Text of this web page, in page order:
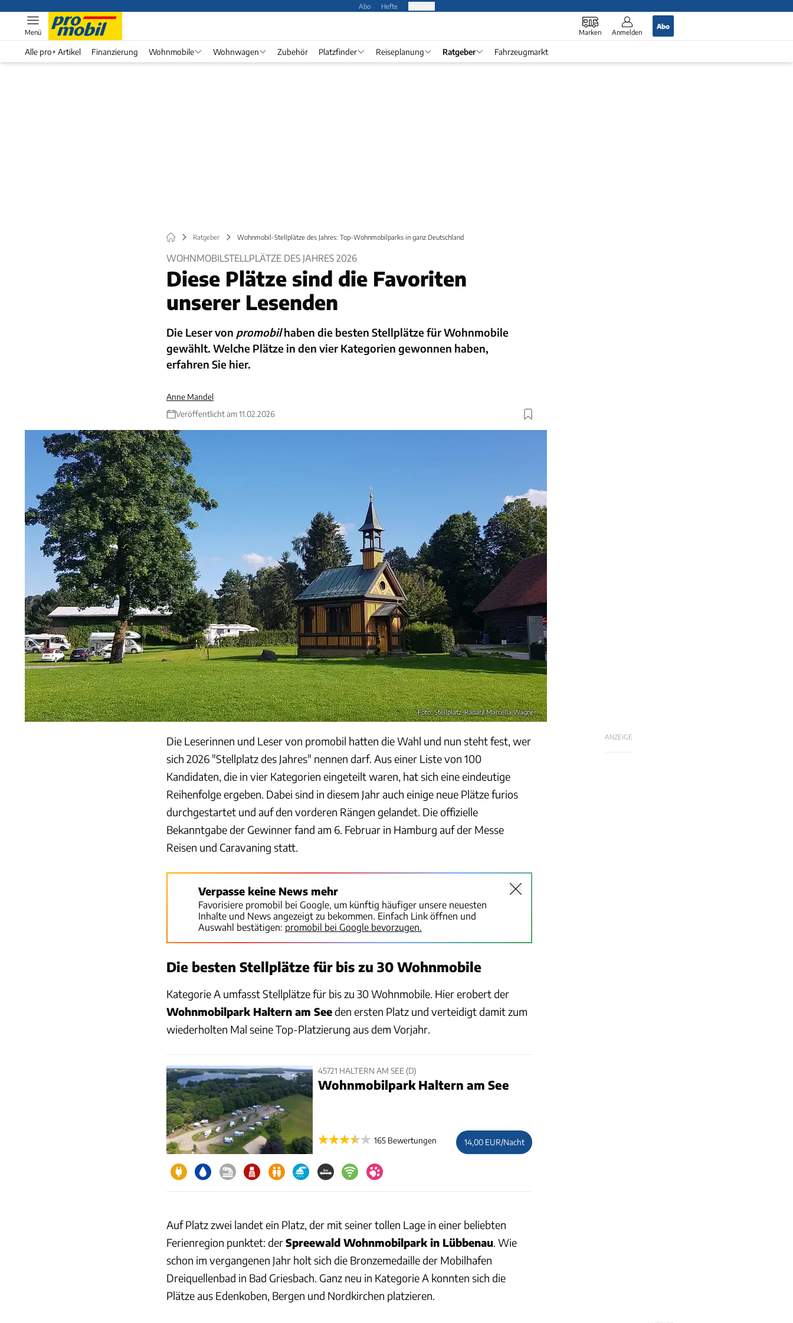
Abo Hefte
Marken Anmelden
Abo
Menü
Alle pro+ Artikel Finanzierung Wohnmobile Wohnwagen Zubehör Platzfinder Reiseplanung Ratgeber Fahrzeugmarkt
Ratgeber Wohnmobil-Stellplätze des Jahres: Top-Wohnmobilparks in ganz Deutschland
WOHNMOBILSTELLPLÄTZE DES JAHRES 2026
Diese Plätze sind die Favoriten
unserer Lesenden
Die Leser von promobilhaben die besten Stellplätze für Wohnmobile
gewählt. Welche Plätze in den vier Kategorien gewonnen haben,
erfahren Sie hier.
Anne Mandel
Veröffentlicht am 11.02.2026
Foto: Stellplatz-Radar// Marcella Wagner
ANZEIGE
Die Leserinnen und Leser von promobil hatten die Wahl und nun steht fest, wer
sich 2026 "Stellplatz des Jahres" nennen darf. Aus einer Liste von 100
Kandidaten, die in vier Kategorien eingeteilt waren, hat sich eine eindeutige
Reihenfolge ergeben. Dabei sind in diesem Jahr auch einige neue Plätze furios
durchgestartet und auf den vorderen Rängen gelandet. Die offizielle
Bekanntgabe der Gewinner fand am 6. Februar in Hamburg auf der Messe
Reisen und Caravaning statt.
Verpasse keine News mehr
Favorisiere promobil bei Google, um künftig häufiger unsere neuesten
Inhalte und News angezeigt zu bekommen. Einfach Link öffnen und
Auswahl bestätigen: promobil bei Google bevorzugen.
Die besten Stellplätze für bis zu 30 Wohnmobile
Kategorie A umfasst Stellplätze für bis zu 30 Wohnmobile. Hier erobert der
Wohnmobilpark Haltern am Seeden ersten Platz und verteidigt damit zum
wiederholten Mal seine Top-Platzierung aus dem Vorjahr.
45721 HALTERN AM SEE (D)
Wohnmobilpark Haltern am See
165 Bewertungen 14,00 EUR/Nacht
Auf Platz zwei landet ein Platz, der mit seiner tollen Lage in einer beliebten
Ferienregion punktet: derSpreewald Wohnmobilpark in Lübbenau. Wie
schon im vergangenen Jahr holt sich die Bronzemedaille der Mobilhafen
Dreiquellenbad in Bad Griesbach. Ganz neu in Kategorie A konnten sich die
Plätze aus Edenkoben, Bergen und Nordkirchen platzieren.